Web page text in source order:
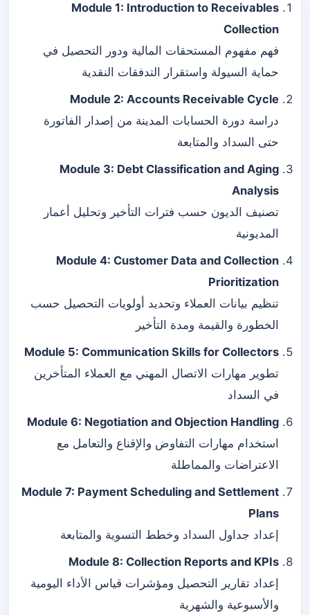
Module 1: Introduction to Receivables
Collection
فهم مفهوم المستحقات المالية ودور التحصيل في
حماية السيولة واستقرار التدفقات النقدية
Module 2: Accounts Receivable Cycle
دراسة دورة الحسابات المدينة من إصدار الفاتورة
حتى السداد والمتابعة
Module 3: Debt Classification and Aging
Analysis
تصنيف الديون حسب فترات التأخير وتحليل أعمار
المديونية
Module 4: Customer Data and Collection
Prioritization
تنظيم بيانات العملاء وتحديد أولويات التحصيل حسب
الخطورة والقيمة ومدة التأخير
Module 5: Communication Skills for Collectors
تطوير مهارات الاتصال المهني مع العملاء المتأخرين
في السداد
Module 6: Negotiation and Objection Handling
استخدام مهارات التفاوض والإقناع والتعامل مع
الاعتراضات والمماطلة
Module 7: Payment Scheduling and Settlement
Plans
إعداد جداول السداد وخطط التسوية والمتابعة
Module 8: Collection Reports and KPIs
إعداد تقارير التحصيل ومؤشرات قياس الأداء اليومية
والأسبوعية والشهرية